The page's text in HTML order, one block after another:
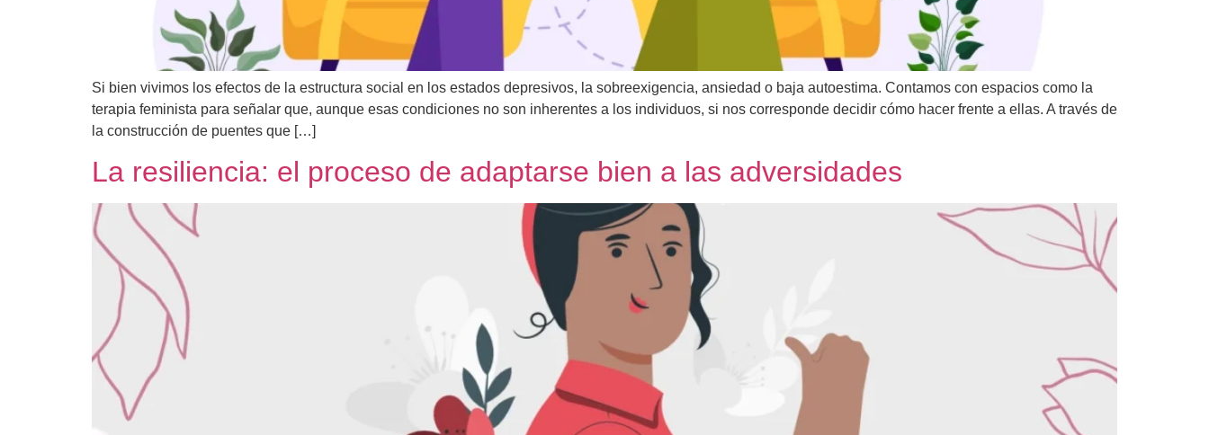
Si bien vivimos los efectos de la estructura social en los estados depresivos, la sobreexigencia, ansiedad o baja autoestima. Contamos con espacios como la
terapia feminista para señalar que, aunque esas condiciones no son inherentes a los individuos, si nos corresponde decidir cómo hacer frente a ellas. A través de
la construcción de puentes que […]
La resiliencia: el proceso de adaptarse bien a las adversidades